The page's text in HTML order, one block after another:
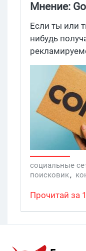
Мнение:
Если ты или
нибудь
наверняка
они
потом
компании»
статьи с
очень
очень любит
алгоритмы
подождите –
социальные
поисковик,
негативный
Прочитай за